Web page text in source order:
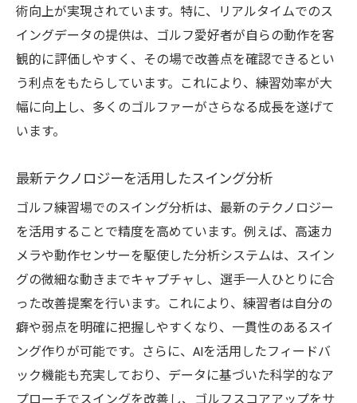
術向上が実現されています。特に、リアルタイムでのス
イングデータの提供は、ゴルフ愛好者が自らの動作を客
観的に評価しやすく、その場で改善点を確認できるとい
う利点をもたらしています。これにより、練習効率が大
幅に向上し、多くのゴルファーがさらなる成長を遂げて
います。
最新テクノロジーを活用したスイング分析
ゴルフ練習場でのスイング分析は、最新のテクノロジー
を活用することで精度を高めています。例えば、高速カ
メラや動作センサーを駆使した分析システムは、スイン
グの微細な動きまでキャプチャし、選手一人ひとりに合
った改善提案を行います。これにより、練習者は自分の
癖や弱点を明確に把握しやすくなり、一貫性のあるスイ
ング作りが可能です。さらに、AIを活用したフィードバ
ック機能も充実しており、データに基づいた科学的なア